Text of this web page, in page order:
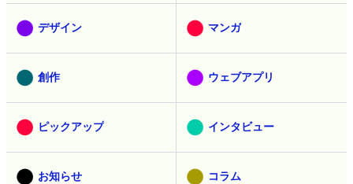
デザイン マンガ
創作 ウェブアプリ
ピックアップ インタビュー
お知らせ コラム